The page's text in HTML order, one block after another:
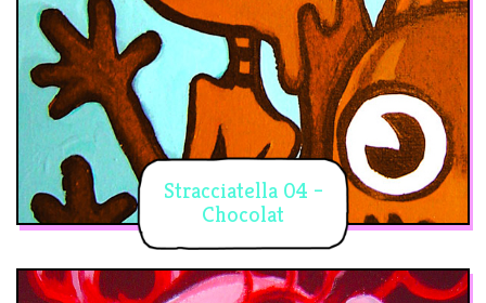
Stracciatella 04 –
Chocolat